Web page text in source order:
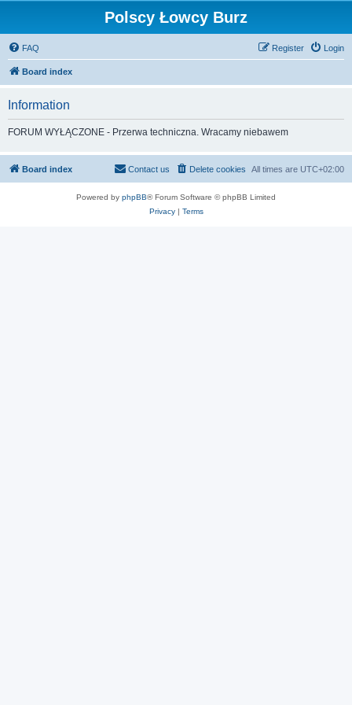
Polscy Łowcy Burz
FAQ Login
Register
Board index
Information
FORUM WYŁĄCZONE - Przerwa techniczna. Wracamy niebawem
Board index All times are UTC+02:00
Delete cookies
Contact us
Powered by phpBB® Forum Software © phpBB Limited
Privacy| Terms